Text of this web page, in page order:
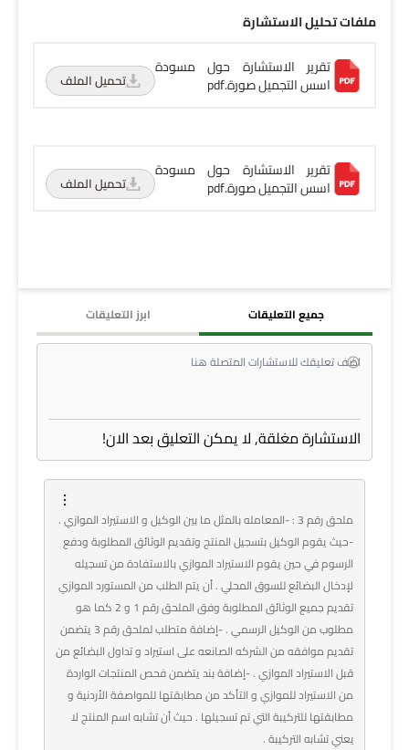
ملفات تحليل الاستشارة
تقرير الاستشارة حول مسودة
اسس التجميل صورة.pdf تحميل الملف
تقرير الاستشارة حول مسودة
اسس التجميل صورة.pdf تحميل الملف
جميع التعليقات ابرز التعليقات
الاستشارة مغلقة, لا يمكن التعليق بعد الان!
ملحق رقم 3 : -المعامله بالمثل ما بين الوكيل و الاستيراد الموازي .
-حيث يقوم الوكيل بتسجيل المنتج وتقديم الوثائق المطلوبة ودفع
الرسوم في حين يقوم الاستيراد الموازي بالاستفادة من تسجيله
لإدخال البضائع للسوق المحلي . أن يتم الطلب من المستورد الموازي
تقديم جميع الوثائق المطلوبة وفق الملحق رقم 1 و 2 كما هو
مطلوب من الوكيل الرسمي . -إضافة متطلب لملحق رقم 3 يتضمن
تقديم موافقه من الشركه الصانعه على استيراد و تداول البضائع من
قبل الاستيراد الموازي . -إضافة بند يتضمن فحص المنتجات الواردة
من الاستيراد للموازي و التأكد من مطابقتها للمواصفة الأردنية و
مطابقتها للتركيبة التي تم تسجيلها . حيث أن تشابه اسم المنتج لا
يعني تشابه التركيبة .